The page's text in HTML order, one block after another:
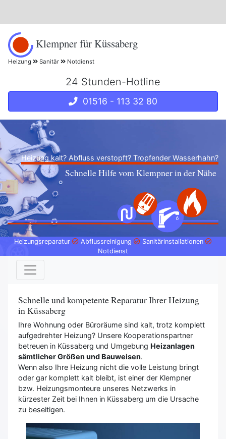
Klempner für Küssaberg
Heizung Sanitär Notdienst
24 Stunden-Hotline
01516 - 113 32 80
Heizung kalt? Abfluss verstopft? Tropfender Wasserhahn?
Schnelle Hilfe vom Klempner in der Nähe
Heizungsreparatur Abflussreinigung
Sanitärinstallationen
Notdienst
Schnelle und kompetente Reparatur Ihrer Heizung
in Küssaberg
Ihre Wohnung oder Büroräume sind kalt, trotz komplett
aufgedrehter Heizung? Unsere Kooperationspartner
betreuen in Küssaberg und Umgebung Heizanlagen
sämtlicher Größen und Bauweisen.
Wenn also Ihre Heizung nicht die volle Leistung bringt
oder gar komplett kalt bleibt, ist einer der Klempner
bzw. Heizungsmonteure unseres Netzwerks in
kürzester Zeit bei Ihnen in Küssaberg um die Ursache
zu beseitigen.